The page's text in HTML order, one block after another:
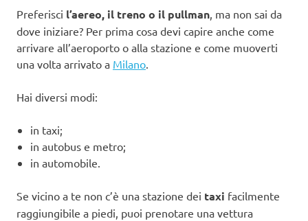
Preferisci l’aereo, il treno o il pullman, ma non sai da
dove iniziare? Per prima cosa devi capire anche come
arrivare all’aeroporto o alla stazione e come muoverti
una volta arrivato a Milano.
Hai diversi modi:
in taxi;
in autobus e metro;
in automobile.
Se vicino a te non c’è una stazione dei taxi facilmente
raggiungibile a piedi, puoi prenotare una vettura